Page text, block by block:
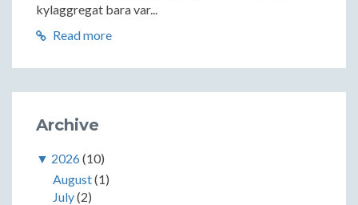
kylaggregat bara var...
Read more
Archive
▼ 2026(10)
August(1)
July(2)